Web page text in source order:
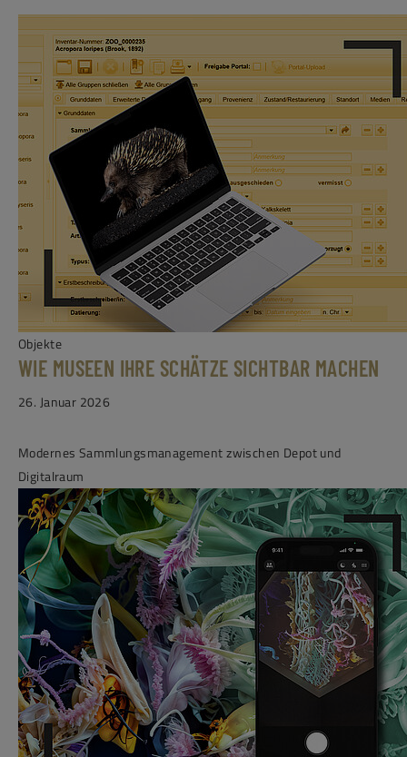
Objekte
WIE MUSEEN IHRE SCHÄTZE SICHTBAR MACHEN
26. Januar 2026
Modernes Sammlungsmanagement zwischen Depot und
Digitalraum